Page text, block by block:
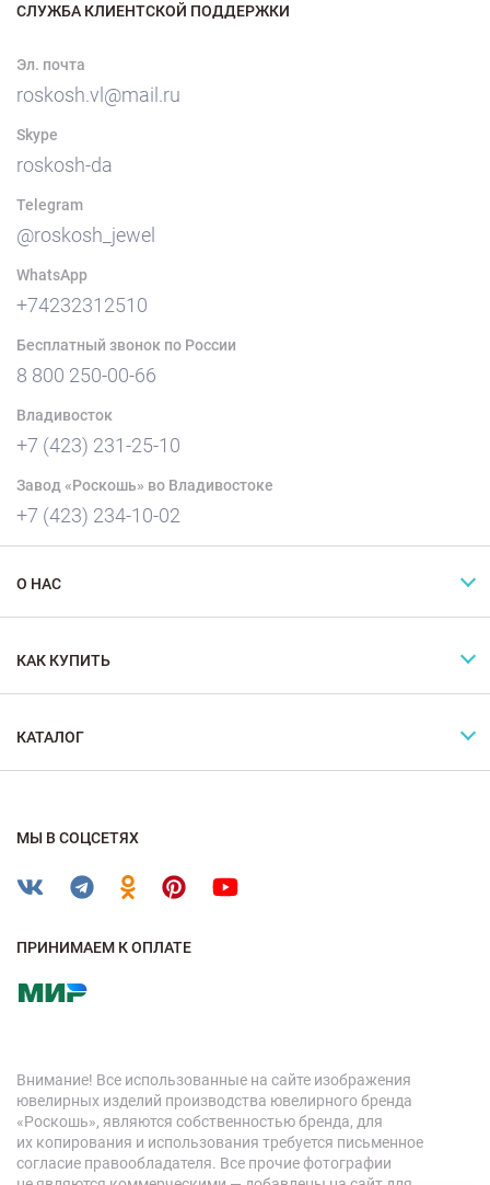
СЛУЖБА КЛИЕНТСКОЙ ПОДДЕРЖКИ
Эл. почта
roskosh.vl@mail.ru
Skype
roskosh-da
Telegram
@roskosh_jewel
WhatsApp
+74232312510
Бесплатный звонок по России
8 800 250-00-66
Владивосток
+7 (423) 231-25-10
Завод «Роскошь» во Владивостоке
+7 (423) 234-10-02
О НАС
КАК КУПИТЬ
КАТАЛОГ
МЫ В СОЦСЕТЯХ
ПРИНИМАЕМ К ОПЛАТЕ
Внимание! Все использованные на сайте изображения
ювелирных изделий производства ювелирного бренда
«Роскошь», являются собственностью бренда, для
их копирования и использования требуется письменное
согласие правообладателя. Все прочие фотографии